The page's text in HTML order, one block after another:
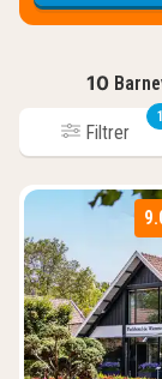
10
Filtrer
1